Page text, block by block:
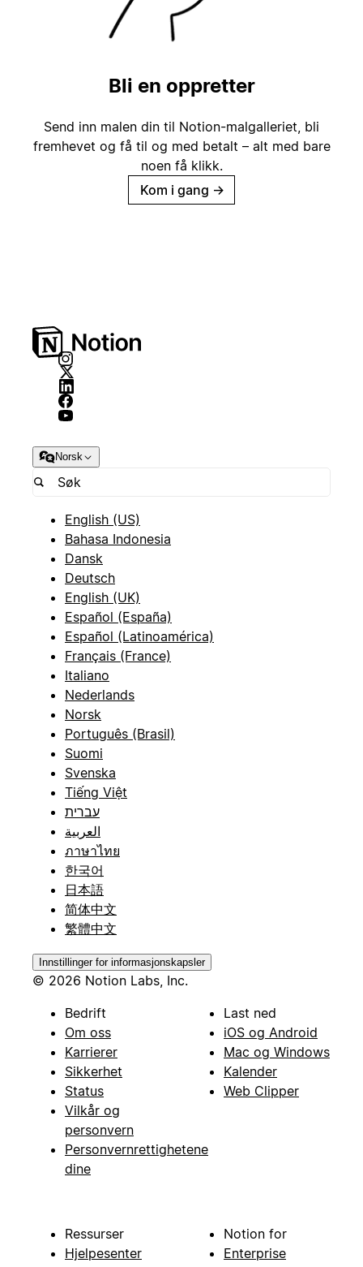
Bli en oppretter
Send inn malen din til Notion-malgalleriet, bli
fremhevet og få til og med betalt – alt med bare
noen få klikk.
Kom i gang →
Norsk
English (US)
Bahasa Indonesia
Dansk
Deutsch
English (UK)
Español (España)
Español (Latinoamérica)
Français (France)
Italiano
Nederlands
Norsk
Português (Brasil)
Suomi
Svenska
Tiếng Việt
עברית
العربية
ภาษาไทย
한국어
日本語
简体中文
繁體中文
Innstillinger for informasjonskapsler
© 2026 Notion Labs, Inc.
Bedrift
Om oss
Karrierer
Sikkerhet
Status
Vilkår og
personvern
Personvernrettighetene
dine
Last ned
iOS og Android
Mac og Windows
Kalender
Web Clipper
Ressurser
Hjelpesenter
Notion for
Enterprise